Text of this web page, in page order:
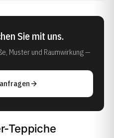
Sie mit uns.
Muster und Raumwirkung —
Teppiche